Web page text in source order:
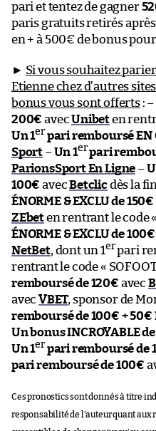
pari et tentez de gagner
paris gratuits retirés
en + à 500€ de bonus
► Si vous souhaitez
Etienne chez d’autres
bonus vous sont offerts: –
200€ avecUnibeten
Un 1er pari remboursé EN
Sport –Un 1erpari
ParionsSport En Ligne –
100€ avecBetclicdès la
ÉNORME & EXCLU de
ZEbeten rentrant le code
ÉNORME & EXCLU de
NetBet, dont un 1erpari
rentrant le code «
remboursé de 120€ avec
avecVBET, sponsor de
remboursé de 100€ + 50€
Un bonus INCROYABLE
Un 1er pari remboursé de
pari remboursé de 100€
Ces pronostics sont donnés à titre
responsabilité de l’auteur quant aux